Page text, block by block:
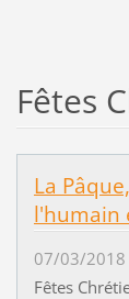
Fêtes
La
l'humain
07/03/2018
Fêtes